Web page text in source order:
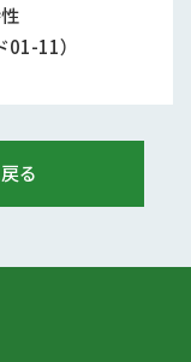
11）
る